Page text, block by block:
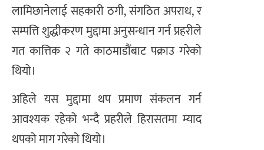
लामिछानेलाई सहकारी ठगी, संगठित अपराध, र
सम्पत्ति शुद्धीकरण मुद्दामा अनुसन्धान गर्न प्रहरीले
गत कात्तिक २ गते काठमाडौंबाट पक्राउ गरेको
थियो।
अहिले यस मुद्दामा थप प्रमाण संकलन गर्न
आवश्यक रहेको भन्दै प्रहरीले हिरासतमा म्याद
थपको माग गरेको थियो।